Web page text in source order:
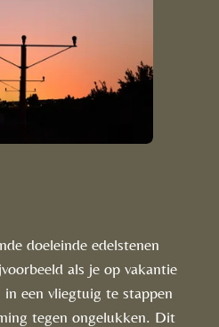
doeleinde edelstenen
als je op vakantie
een vliegtuig te stappen
tegen ongelukken. Dit